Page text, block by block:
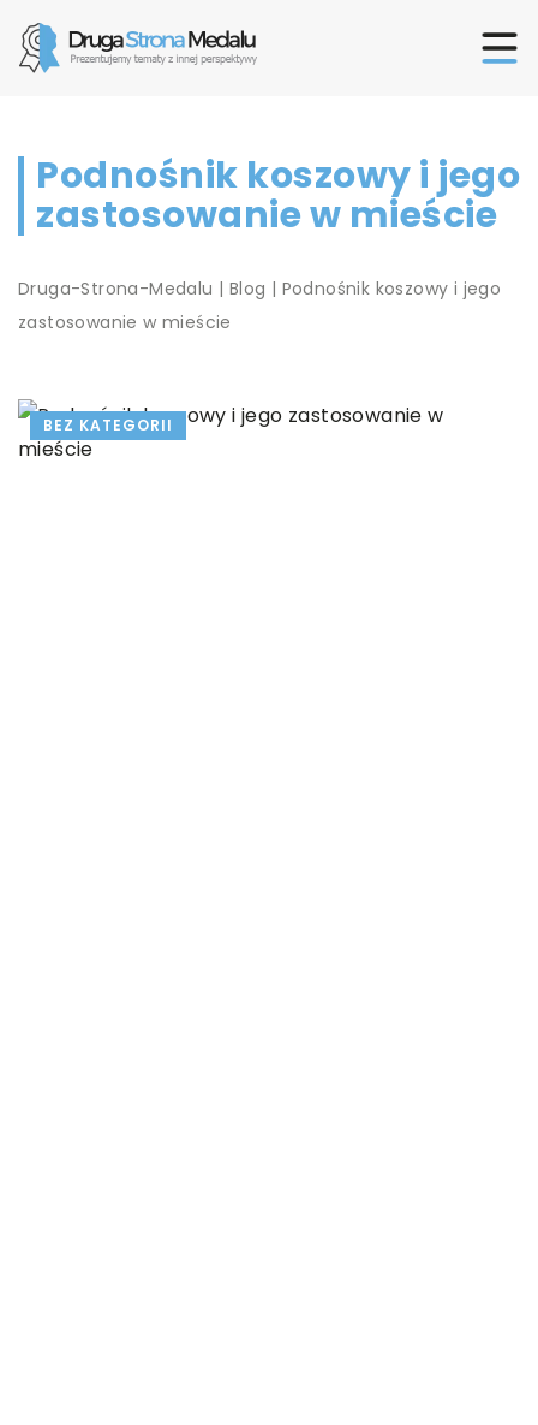
Podnośnik koszowy i jego
zastosowanie w mieście
Druga-Strona-Medalu | Blog | Podnośnik koszowy i jego
zastosowanie w mieście
BEZ KATEGORII